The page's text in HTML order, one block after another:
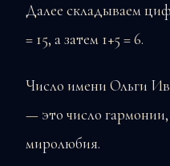
Далее складываем
= 15, а затем 1+5 = 6.
Число имени Ольги
— это число
миролюбия.